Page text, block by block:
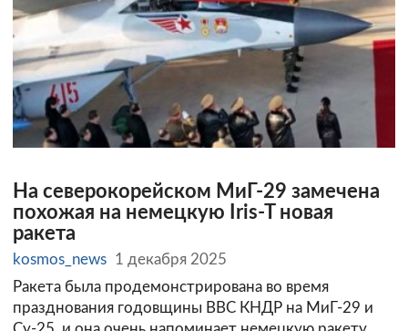
На северокорейском МиГ-29 замечена
похожая на немецкую Iris-T новая
ракета
kosmos_news 1 декабря 2025
Ракета была продемонстрирована во время
празднования годовщины ВВС КНДР на МиГ-29 и